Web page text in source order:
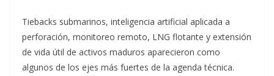
Tiebacks submarinos, inteligencia artificial aplicada a
perforación, monitoreo remoto, LNG flotante y extensión
de vida útil de activos maduros aparecieron como
algunos de los ejes más fuertes de la agenda técnica.